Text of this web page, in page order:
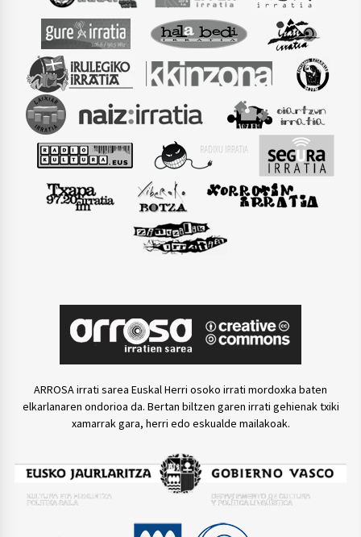
ARROSA irrati sarea Euskal Herri osoko irrati mordoxka baten
elkarlanaren ondorioa da. Bertan biltzen garen irrati gehienak txiki
xamarrak gara, herri edo eskualde mailakoak.